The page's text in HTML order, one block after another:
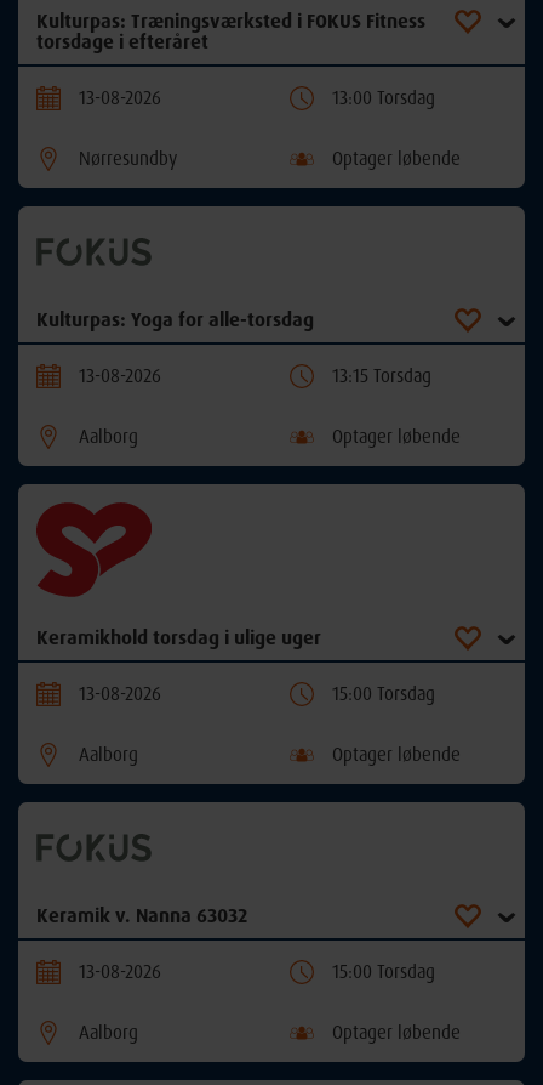
Kulturpas: Træningsværksted i FOKUS Fitness
torsdage i efteråret
13-08-2026 13:00 Torsdag
Nørresundby Optager løbende
Kulturpas: Yoga for alle-torsdag
13-08-2026 13:15 Torsdag
Aalborg Optager løbende
Keramikhold torsdag i ulige uger
13-08-2026 15:00 Torsdag
Aalborg Optager løbende
Keramik v. Nanna 63032
13-08-2026 15:00 Torsdag
Aalborg Optager løbende